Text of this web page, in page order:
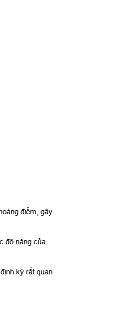
điểm, gây
độ nặng của
kỳ rất quan